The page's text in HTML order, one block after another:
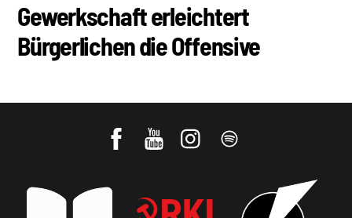
Gewerkschaft erleichtert
Bürgerlichen die Offensive